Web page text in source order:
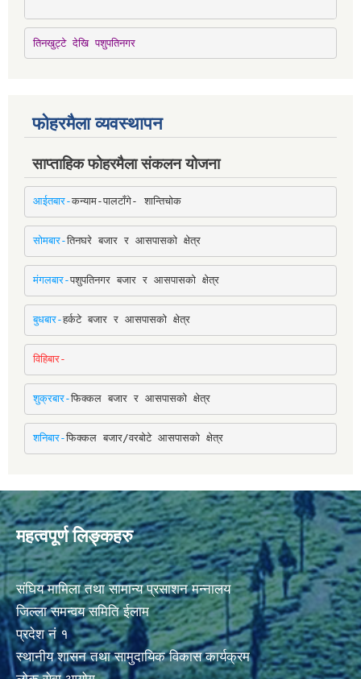
तिनखुट्टे देखि पशुपतिनगर
फोहरमैला व्यवस्थापन
साप्ताहिक फोहरमैला संकलन योजना
आईतबार-कन्याम-पालटाँगे- शान्तिचोक
सोमबार-तिनघरे बजार र आसपासको क्षेत्र
मंगलबार-पशुपतिनगर बजार र आसपासको क्षेत्र
बुधबार-हर्कटे बजार र आसपासको क्षेत्र
विहिबार-
शुक्रबार-फिक्कल बजार र आसपासको क्षेत्र
शनिबार-फिक्कल बजार/वरबोटे आसपासको क्षेत्र
महत्वपूर्ण लिङ्कहरु
संघिय मामिला तथा सामान्य प्रसाशन मन्नालय
जिल्ला समन्वय समिति ईलाम
प्रदेश नं १
स्थानीय शासन तथा सामुदायिक विकास कार्यक्रम